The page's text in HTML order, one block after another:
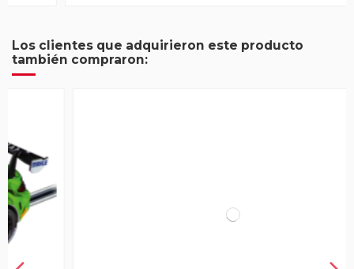
Los clientes que adquirieron este producto
también compraron: